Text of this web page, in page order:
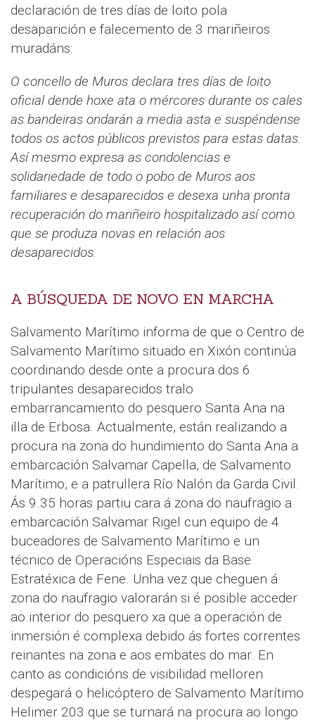
declaración de tres días de loito pola
desaparición e falecemento de 3 mariñeiros
muradáns:
O concello de Muros declara tres días de loito
oficial dende hoxe ata o mércores durante os cales
as bandeiras ondarán a media asta e suspéndense
todos os actos públicos previstos para estas datas.
Así mesmo expresa as condolencias e
solidariedade de todo o pobo de Muros aos
familiares e desaparecidos e desexa unha pronta
recuperación do mariñeiro hospitalizado así como
que se produza novas en relación aos
desaparecidos.
A BÚSQUEDA DE NOVO EN MARCHA
Salvamento Marítimo informa de que o Centro de
Salvamento Marítimo situado en Xixón continúa
coordinando desde onte a procura dos 6
tripulantes desaparecidos tralo
embarrancamiento do pesquero Santa Ana na
illa de Erbosa. Actualmente, están realizando a
procura na zona do hundimiento do Santa Ana a
embarcación Salvamar Capella, de Salvamento
Marítimo, e a patrullera Río Nalón da Garda Civil.
Ás 9.35 horas partiu cara á zona do naufragio a
embarcación Salvamar Rigel cun equipo de 4
buceadores de Salvamento Marítimo e un
técnico de Operacións Especiais da Base
Estratéxica de Fene. Unha vez que cheguen á
zona do naufragio valorarán si é posible acceder
ao interior do pesquero xa que a operación de
inmersión é complexa debido ás fortes correntes
reinantes na zona e aos embates do mar. En
canto as condicións de visibilidad melloren
despegará o helicóptero de Salvamento Marítimo
Helimer 203 que se turnará na procura ao longo